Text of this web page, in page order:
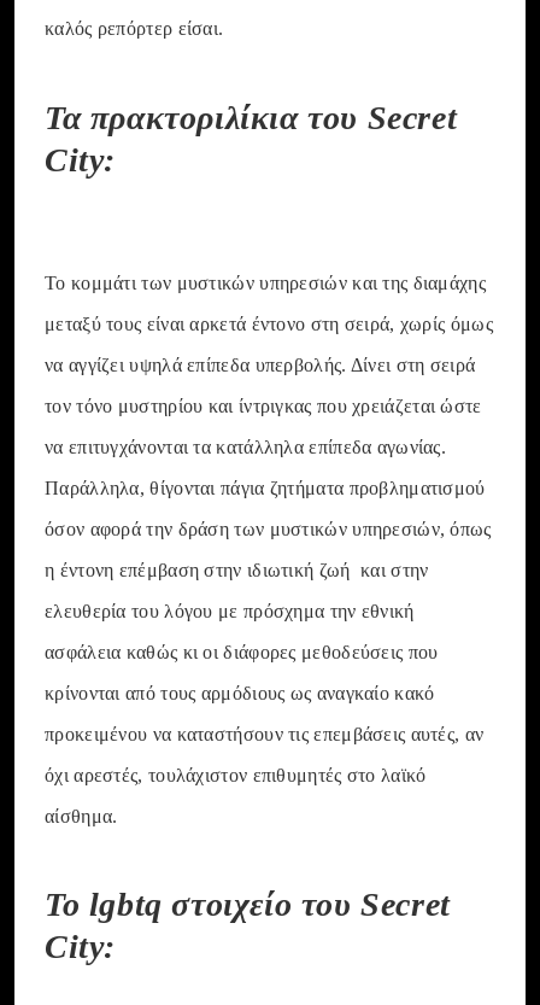
καλός ρεπόρτερ είσαι.
Τα πρακτοριλίκια του Secret
City:
Το κομμάτι των μυστικών υπηρεσιών και της διαμάχης
μεταξύ τους είναι αρκετά έντονο στη σειρά, χωρίς όμως
να αγγίζει υψηλά επίπεδα υπερβολής. Δίνει στη σειρά
τον τόνο μυστηρίου και ίντριγκας που χρειάζεται ώστε
να επιτυγχάνονται τα κατάλληλα επίπεδα αγωνίας.
Παράλληλα, θίγονται πάγια ζητήματα προβληματισμού
όσον αφορά την δράση των μυστικών υπηρεσιών, όπως
η έντονη επέμβαση στην ιδιωτική ζωή και στην
ελευθερία του λόγου με πρόσχημα την εθνική
ασφάλεια καθώς κι οι διάφορες μεθοδεύσεις που
κρίνονται από τους αρμόδιους ως αναγκαίο κακό
προκειμένου να καταστήσουν τις επεμβάσεις αυτές, αν
όχι αρεστές, τουλάχιστον επιθυμητές στο λαϊκό
αίσθημα.
Το lgbtq στοιχείο του Secret
City: